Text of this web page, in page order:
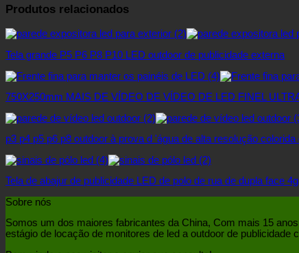
Produtos relacionados
Tela grande P5 P6 P8 P10 LED outdoor de publicidade externa
750X250mm MAIS DE VÍDEO DE VÍDEO DE LED FINEL
p3 p4 p5 p6 p8 outdoor à prova d 'água de alta resolução
Tela de abajur de publicidade LED de polo de rua de dupla face 4g
Sobre nós
Somos um dos maiores fabricantes da China, Com mais 15
estágio de locação de monitores de led a outdoor de publicidade